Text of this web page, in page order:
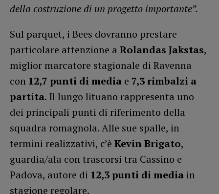
della costruzione di un progetto importante”.
Sul parquet, i Bees dovranno prestare
particolare attenzione a Rolandas Jakstas,
miglior marcatore stagionale di Ravenna
con 12,7 punti di media e 7,3 rimbalzi a
partita. Il lungo lituano rappresenta uno
dei principali punti di riferimento della
squadra romagnola. Alle sue spalle, in
termini realizzativi, c’è Kevin Brigato,
guardia/ala con trascorsi tra Cassino e
Padova, autore di 12,3 punti di media in
stagione regolare.